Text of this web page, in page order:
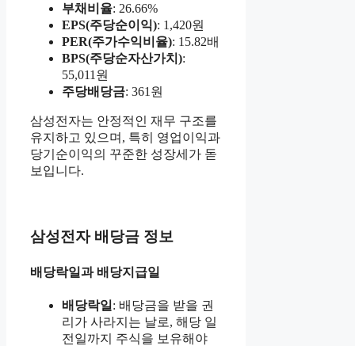
부채비율: 26.66%
EPS(주당순이익): 1,420원
PER(주가수익비율): 15.82배
BPS(주당순자산가치):
55,011원
주당배당금: 361원
삼성전자는 안정적인 재무 구조를
유지하고 있으며, 특히 영업이익과
당기순이익의 꾸준한 성장세가 돋
보입니다.
삼성전자 배당금 정보
배당락일과 배당지급일
배당락일 : 배당금을 받을 권
리가 사라지는 날로, 해당 일
전일까지 주식을 보유해야